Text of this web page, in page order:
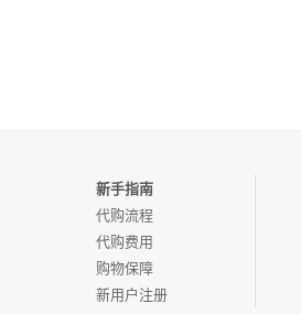
新手指南
代购流程
代购费用
购物保障
新用户注册